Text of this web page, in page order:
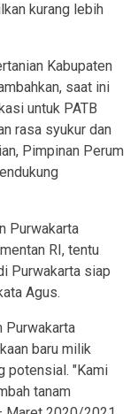
kurang lebih
Kabupaten
saat ini
untuk PATB
rasa syukur dan
Pimpinan Perum
Purwakarta
RI, tentu
Purwakarta siap
Agus.
Purwakarta
baru milik
potensial. "Kami
tanam